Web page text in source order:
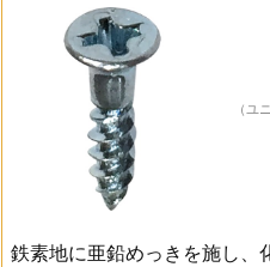
（ユ
鉄素地に亜鉛めっきを施し、